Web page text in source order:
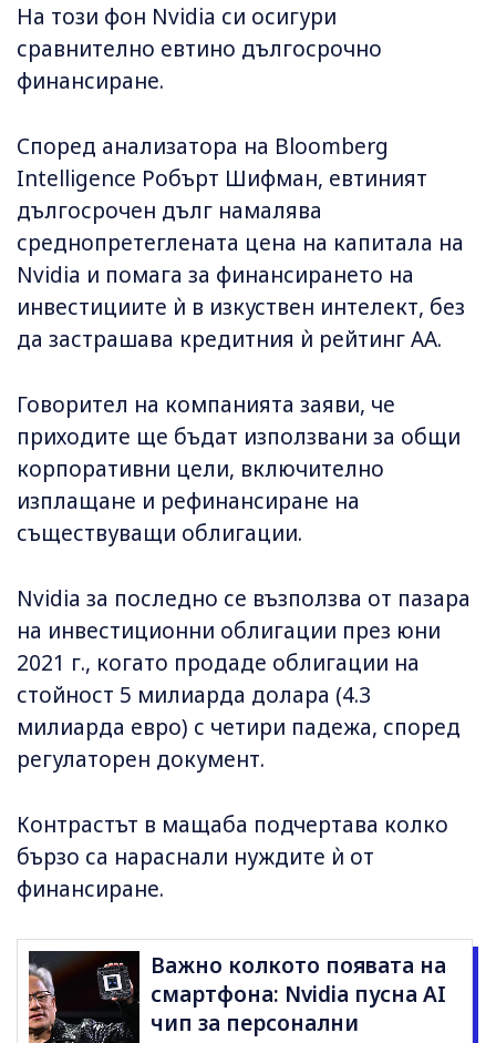
На този фон Nvidia си осигури
сравнително евтино дългосрочно
финансиране.
Според анализатора на Bloomberg
Intelligence Робърт Шифман, евтиният
дългосрочен дълг намалява
среднопретеглената цена на капитала на
Nvidia и помага за финансирането на
инвестициите ѝ в изкуствен интелект, без
да застрашава кредитния ѝ рейтинг AA.
Говорител на компанията заяви, че
приходите ще бъдат използвани за общи
корпоративни цели, включително
изплащане и рефинансиране на
съществуващи облигации.
Nvidia за последно се възползва от пазара
на инвестиционни облигации през юни
2021 г., когато продаде облигации на
стойност 5 милиарда долара (4.3
милиарда евро) с четири падежа, според
регулаторен документ.
Контрастът в мащаба подчертава колко
бързо са нараснали нуждите ѝ от
финансиране.
Важно колкото появата на
смартфона: Nvidia пусна AI
чип за персонални